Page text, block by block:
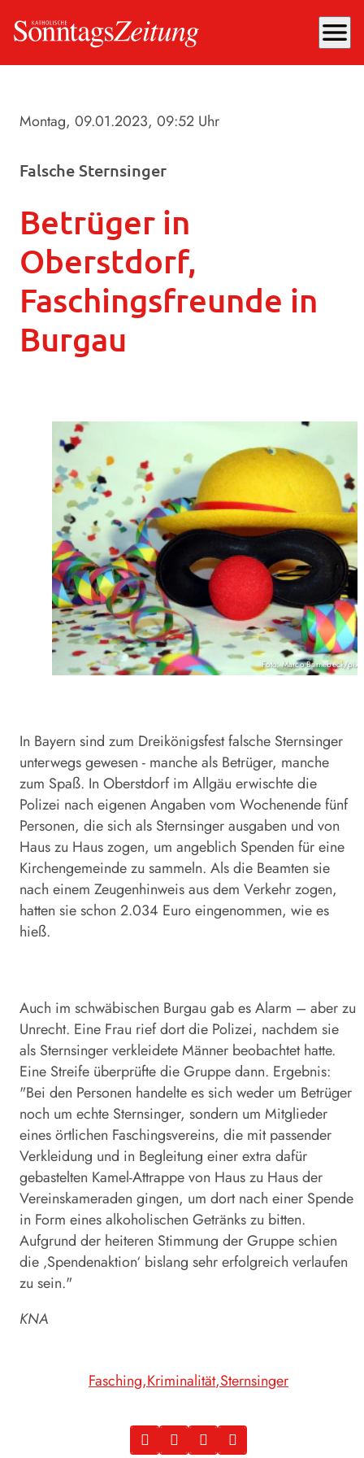
menu
Montag, 09.01.2023, 09:52 Uhr
Falsche Sternsinger
Betrüger in
Oberstdorf,
Faschingsfreunde in
Burgau
Foto: Marco Barnebeck/
In Bayern sind zum Dreikönigsfest falsche Sternsinger
unterwegs gewesen - manche als Betrüger, manche
zum Spaß. In Oberstdorf im Allgäu erwischte die
Polizei nach eigenen Angaben vom Wochenende fünf
Personen, die sich als Sternsinger ausgaben und von
Haus zu Haus zogen, um angeblich Spenden für eine
Kirchengemeinde zu sammeln. Als die Beamten sie
nach einem Zeugenhinweis aus dem Verkehr zogen,
hatten sie schon 2.034 Euro eingenommen, wie es
hieß.
Auch im schwäbischen Burgau gab es Alarm – aber zu
Unrecht. Eine Frau rief dort die Polizei, nachdem sie
als Sternsinger verkleidete Männer beobachtet hatte.
Eine Streife überprüfte die Gruppe dann. Ergebnis:
"Bei den Personen handelte es sich weder um Betrüger
noch um echte Sternsinger, sondern um Mitglieder
eines örtlichen Faschingsvereins, die mit passender
Verkleidung und in Begleitung einer extra dafür
gebastelten Kamel-Attrappe von Haus zu Haus der
Vereinskameraden gingen, um dort nach einer Spende
in Form eines alkoholischen Getränks zu bitten.
Aufgrund der heiteren Stimmung der Gruppe schien
die ‚Spendenaktion‘ bislang sehr erfolgreich verlaufen
zu sein."
KNA
Fasching Kriminalität Sternsinger